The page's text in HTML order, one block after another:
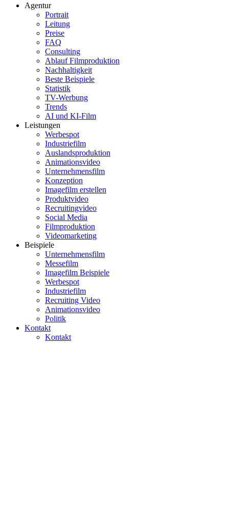
Agentur
Portrait
Leitung
Preise
FAQ
Consulting
Ablauf Filmproduktion
Nachhaltigkeit
Beste Beispiele
Statistik
TV-Werbung
Trends
AI und KI-Film
Leistungen
Werbespot
Industriefilm
Auslandsproduktion
Animationsvideo
Unternehmensfilm
Konzeption
Imagefilm erstellen
Produktvideo
Recruitingvideo
Social Media
Filmproduktion
Videomarketing
Beispiele
Unternehmensfilm
Messefilm
Imagefilm Beispiele
Werbespot
Industriefilm
Recruiting Video
Animationsvideo
Politik
Kontakt
Kontakt